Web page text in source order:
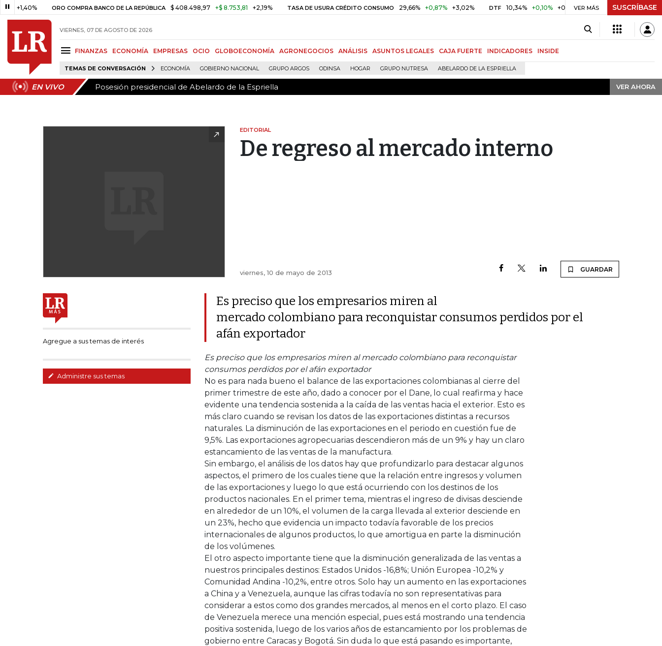
ORO COMPRA BANCO DE LA REPÚBLICA $ 408.498,97 +$ 8.753,81 +2,19% TASA DE USURA CRÉDITO CONSUMO 29,66% +0,87% +3,02% DTF 10,34% +0,10% +0,98% UVR $ 416,91 +$ 0,05
VER MÁS SUSCRÍBASE
VIERNES, 07 DE AGOSTO DE 2026
FINANZAS ECONOMÍA EMPRESAS OCIO GLOBOECONOMÍA AGRONEGOCIOS ANÁLISIS ASUNTOS LEGALES CAJA FUERTE INDICADORES INSIDE
TEMAS DE CONVERSACIÓN ECONOMÍA GOBIERNO NACIONAL GRUPO ARGOS ODINSA HOGAR GRUPO NUTRESA ABELARDO DE LA ESPRIELLA
EN VIVO Posesión presidencial de Abelardo de la Espriella VER AHORA
EN VIVO Posesión presidencial de Abelardo de la Espriella VER AHORA
EDITORIAL
De regreso al mercado interno
viernes, 10 de mayo de 2013 GUARDAR
Agregue a sus temas de interés
Administre sus temas
Es preciso que los empresarios miren al
mercado colombiano para reconquistar consumos perdidos por el
afán exportador
Es preciso que los empresarios miren al mercado colombiano para reconquistar
consumos perdidos por el afán exportador
No es para nada bueno el balance de las exportaciones colombianas al cierre del
primer trimestre de este año, dado a conocer por el Dane, lo cual reafirma y hace
evidente una tendencia sostenida a la caída de las ventas hacia el exterior. Esto es
más claro cuando se revisan los datos de las exportaciones distintas a recursos
naturales. La disminución de las exportaciones en el periodo en cuestión fue de
9,5%. Las exportaciones agropecuarias descendieron más de un 9% y hay un claro
estancamiento de las ventas de la manufactura.
Sin embargo, el análisis de los datos hay que profundizarlo para destacar algunos
aspectos, el primero de los cuales tiene que la relación entre ingresos y volumen
de las exportaciones y luego lo que está ocurriendo con los destinos de los
productos nacionales. En el primer tema, mientras el ingreso de divisas desciende
en alrededor de un 10%, el volumen de la carga llevada al exterior desciende en
un 23%, hecho que evidencia un impacto todavía favorable de los precios
internacionales de algunos productos, lo que amortigua en parte la disminución
de los volúmenes.
El otro aspecto importante tiene que la disminución generalizada de las ventas a
nuestros principales destinos: Estados Unidos -16,8%; Unión Europea -10,2% y
Comunidad Andina -10,2%, entre otros. Solo hay un aumento en las exportaciones
a China y a Venezuela, aunque las cifras todavía no son representativas para
considerar a estos como dos grandes mercados, al menos en el corto plazo. El caso
de Venezuela merece una mención especial, pues está mostrando una tendencia
positiva sostenida, luego de los varios años de estancamiento por los problemas de
gobierno entre Caracas y Bogotá. Sin duda lo que está pasando es importante,